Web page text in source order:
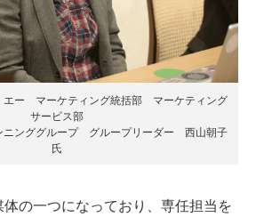
エー マーケティング統括部 マーケティング
サービス部
ニンググループ グループリーダー 西山朝子
氏
の一つになっており、専任担当を